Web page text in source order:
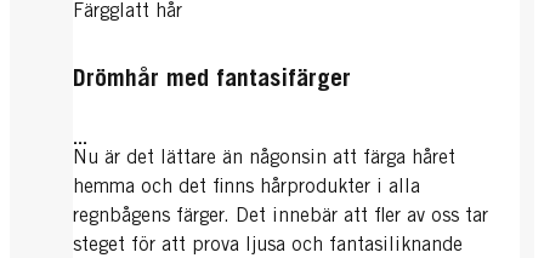
Färgglatt hår
Drömhår med fantasifärger
...
Nu är det lättare än någonsin att färga håret
hemma och det finns hårprodukter i alla
regnbågens färger. Det innebär att fler av oss tar
steget för att prova ljusa och fantasiliknande